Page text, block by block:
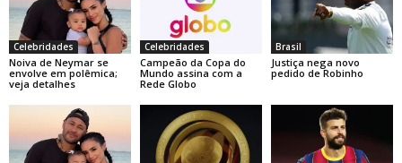
Celebridades
Noiva de Neymar se
envolve em polêmica;
veja detalhes
Celebridades
Campeão da Copa do
Mundo assina com a
Rede Globo
Brasil
Justiça nega novo
pedido de Robinho